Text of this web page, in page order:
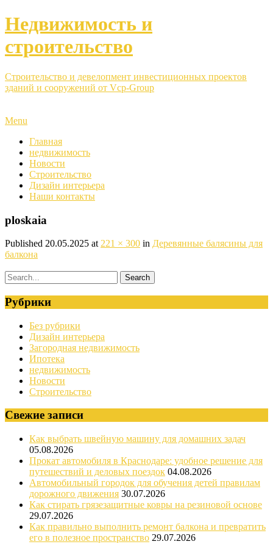
Недвижимость и
строительство
Строительство и девелопмент инвестиционных проектов
зданий и сооружений от Vcp-Group
Menu
Главная
недвижимость
Новости
Строительство
Дизайн интерьера
Наши контакты
ploskaia
Published 20.05.2025 at 221 × 300 in Деревянные балясины для
балкона
Рубрики
Без рубрики
Дизайн интерьера
Загородная недвижимость
Ипотека
недвижимость
Новости
Строительство
Свежие записи
Как выбрать швейную машину для домашних задач
05.08.2026
Прокат автомобиля в Краснодаре: удобное решение для
путешествий и деловых поездок 04.08.2026
Автомобильный городок для обучения детей правилам
дорожного движения 30.07.2026
Как стирать грязезащитные ковры на резиновой основе
29.07.2026
Как правильно выполнить ремонт балкона и превратить
его в полезное пространство 29.07.2026